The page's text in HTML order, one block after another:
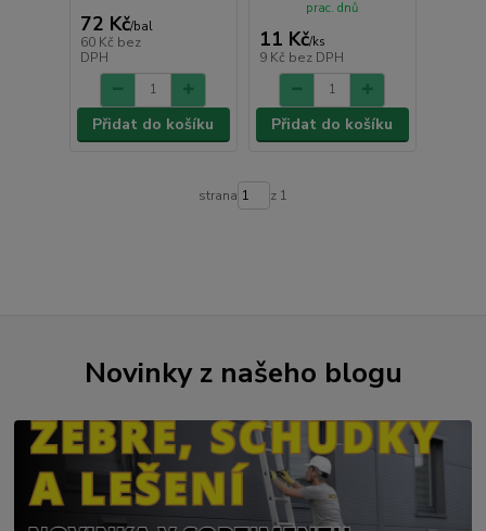
72 Kč/bal
60 Kč bez
DPH
Přidat do košíku
11 Kč/ks
9 Kč bez DPH
prac. dnů
Přidat do košíku
strana z 1
Novinky z našeho blogu